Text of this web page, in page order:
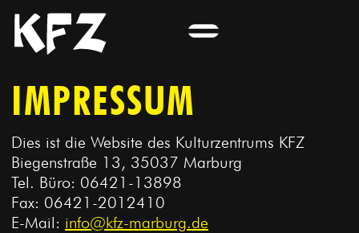
IMPRESSUM
Dies ist die Website des Kulturzentrums KFZ
Biegenstraße 13, 35037 Marburg
Tel. Büro: 06421-13898
Fax: 06421-2012410
E-Mail: info@kfz-marburg.de